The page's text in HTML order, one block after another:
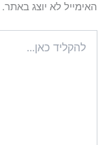
האימייל לא יוצג באתר.
כאן...